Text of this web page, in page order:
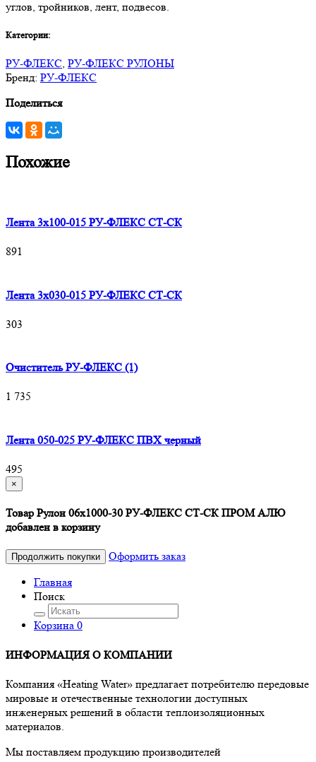
углов, тройников, лент, подвесов.
Категории:
РУ-ФЛЕКС, РУ-ФЛЕКС РУЛОНЫ
Бренд: РУ-ФЛЕКС
Поделиться
Похожие
Лента 3х100-015 РУ-ФЛЕКС СТ-СК
891
Лента 3х030-015 РУ-ФЛЕКС СТ-СК
303
Очиститель РУ-ФЛЕКС (1)
1 735
Лента 050-025 РУ-ФЛЕКС ПВХ черный
495
×
Товар Рулон 06х1000-30 РУ-ФЛЕКС СТ-СК ПРОМ АЛЮ
добавлен в корзину
Продолжить покупки
Оформить заказ
Главная
Поиск
Корзина 0
ИНФОРМАЦИЯ О КОМПАНИИ
Компания «Heating Water» предлагает потребителю передовые
мировые и отечественные технологии доступных
инженерных решений в области теплоизоляционных
материалов.
Мы поставляем продукцию производителей